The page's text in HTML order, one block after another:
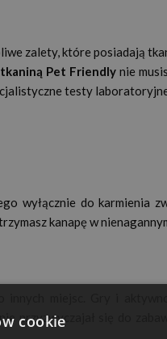
zalety, które posiadają
Pet Friendly nie
testy
wyłącznie do karmienia
kanapę w
miejsc. Gry i
przyzwyczajał się do
cookie